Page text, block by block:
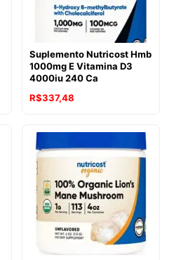
Suplemento Nutricost Hmb
1000mg E Vitamina D3
4000iu 240 Ca
R$337,48